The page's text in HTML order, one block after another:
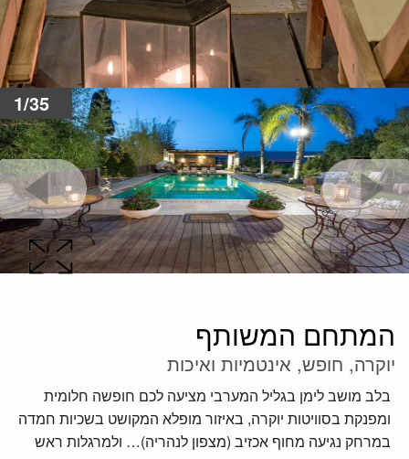
1/35
המתחם המשותף
יוקרה, חופש, אינטמיות ואיכות
בלב מושב לימן בגליל המערבי מציעה לכם חופשה חלומית
ומפנקת בסוויטות יוקרה, באיזור מופלא המקושט בשכיות חמדה
במרחק נגיעה מחוף אכזיב (מצפון לנהריה)… ולמרגלות ראש